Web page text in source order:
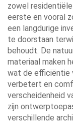
zowel
eerste en vooral
een langdurige
te doorstaan
behoudt. De
materiaal maken
wat de efficiëntie
verbetert en
verscheidenheid
zijn
verschillende